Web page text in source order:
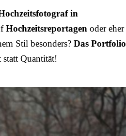
in
Hochzeitsreportagen oder eher
Stil besonders? Das Portfolio
Quantität!